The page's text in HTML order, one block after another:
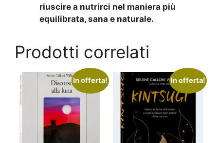
riuscire a nutrirci nel maniera più
equilibrata, sana e naturale.
Prodotti correlati
In offerta! In offerta!